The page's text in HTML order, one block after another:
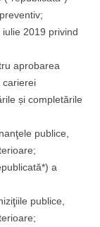
2019 privind
aprobarea
carierei
și completările
publice,
a
publice,